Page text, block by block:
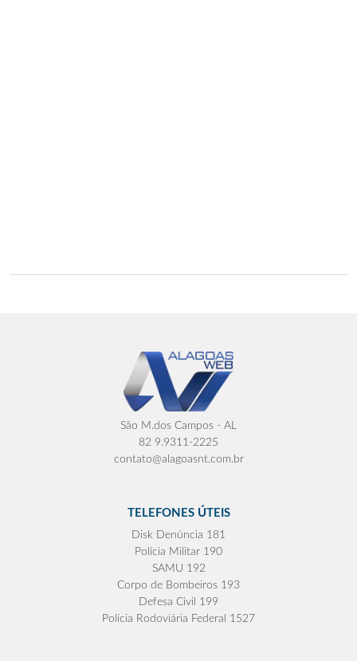
São M.dos Campos - AL
82 9.9311-2225
contato@alagoasnt.com.br
TELEFONES ÚTEIS
Disk Denúncia 181
Polícia Militar 190
SAMU 192
Corpo de Bombeiros 193
Defesa Civil 199
Polícia Rodoviária Federal 1527